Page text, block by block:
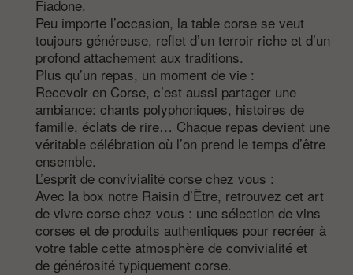
Fiadone.
Peu importe l’occasion, la table corse se veut
toujours généreuse, reflet d’un terroir riche et d’un
profond attachement aux traditions.
Plus qu’un repas, un moment de vie :
Recevoir en Corse, c’est aussi partager une
ambiance: chants polyphoniques, histoires de
famille, éclats de rire… Chaque repas devient une
véritable célébration où l’on prend le temps d’être
ensemble.
L’esprit de convivialité corse chez vous :
Avec la box notre Raisin d’Être, retrouvez cet art
de vivre corse chez vous : une sélection de vins
corses et de produits authentiques pour recréer à
votre table cette atmosphère de convivialité et
de générosité typiquement corse.